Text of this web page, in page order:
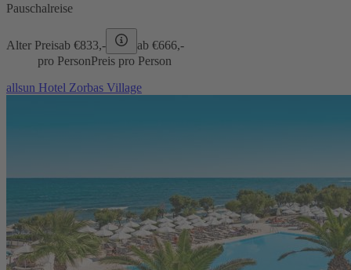
Pauschalreise
Alter Preisab €833,- ab €666,-
pro PersonPreis pro Person
allsun Hotel Zorbas Village